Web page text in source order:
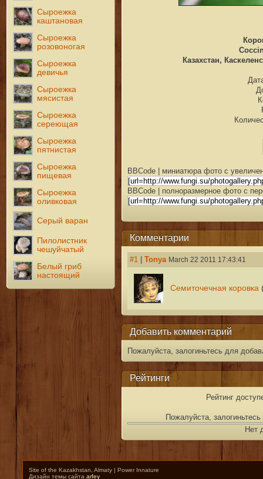
Сыроежка
каштановая
Сыроежка
розовоногая
Сыроежка
девичья
Сыроежка
мясистая
Сыроежка
сереющая
Сыроежка
пятнистая
Сыроежка
пищевая
Сыроежка
оливковая
Серый варан
Пилолистник
чешуйчатый
Белый гриб
настоящий
Казахстан,
BBCode | миниатюра фото с
BBCode | полноразмерное фото с
Комментарии
#1| Tonya March 22 2011 17:43:41
Семиточечная коровка
Добавить комментарий
Пожалуйста, залогиньтесь для
Рейтинги
Рейтинг
Пожалуйста,
Нет
Site of the Kazakhstan, Almaty | Power Innature
Дизайн темы сайта arfey